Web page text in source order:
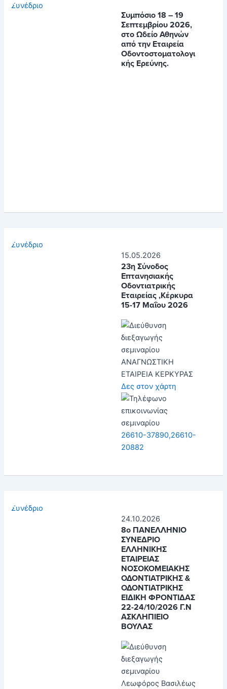
Συνέδριο
Συμπόσιο 18 – 19
Σεπτεμβρίου 2026,
στο Ωδείο Αθηνών
από την Εταιρεία
Οδοντοστοματολογι
κής Ερεύνης.
Συνέδριο
15.05.2026
23η Σύνοδος
Επτανησιακής
Οδοντιατρικής
Εταιρείας ,Κέρκυρα
15-17 Μαΐου 2026
ΑΝΑΓΝΩΣΤΙΚΗ
ΕΤΑΙΡΕΙΑ ΚΕΡΚΥΡΑΣ
Δες στον χάρτη
26610-37890,26610-
20882
Συνέδριο
24.10.2026
8o ΠΑΝΕΛΛΗΝΙΟ
ΣΥΝΕΔΡΙΟ
ΕΛΛΗΝΙΚΗΣ
ΕΤΑΙΡΕΙΑΣ
ΝΟΣΟΚΟΜΕΙΑΚΗΣ
ΟΔΟΝΤΙΑΤΡΙΚΗΣ &
ΟΔΟΝΤΙΑΤΡΙΚΗΣ
ΕΙΔΙΚΗ ΦΡΟΝΤΙΔΑΣ
22-24/10/2026 Γ.Ν
ΑΣΚΛΗΠΙΕΙΟ
ΒΟΥΛΑΣ
Λεωφόρος Βασιλέως